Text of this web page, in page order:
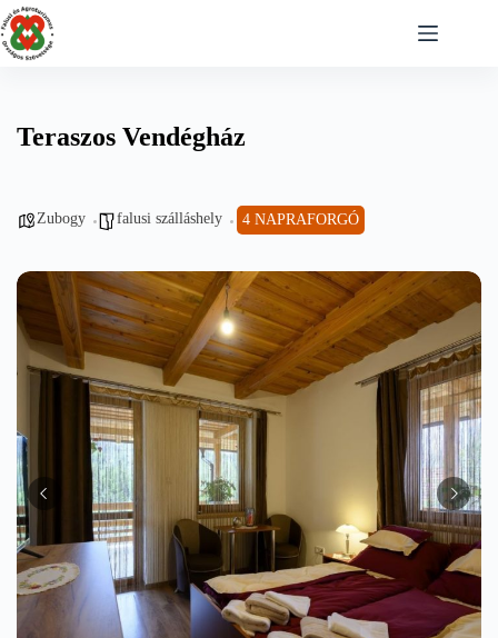
Skip
to
content
Teraszos Vendégház
Zubogy falusi szálláshely 4 NAPRAFORGÓ